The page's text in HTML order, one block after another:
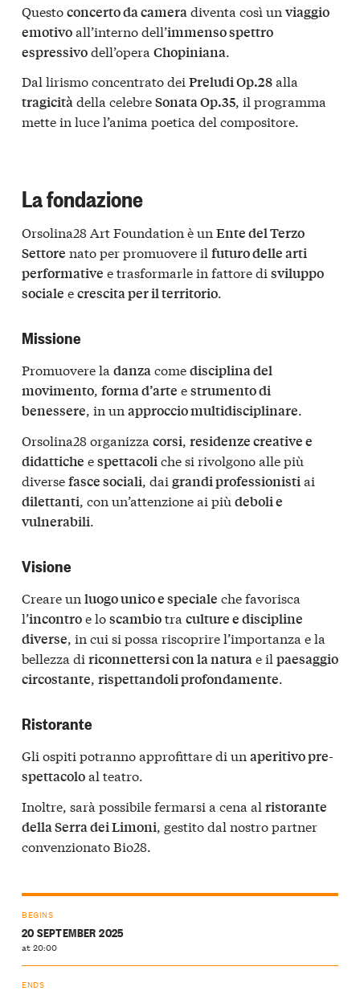
Questoconcerto da camera diventa così un viaggio
emotivoall’interno dell’immenso spettro
espressivodell’opera Chopiniana
Dal lirismo concentrato dei Preludi Op.28alla
tragicitàdella celebreSonata Op.35, il programma
mette in luce l’anima poetica del compositore.
La fondazione
Orsolina28 Art Foundation è un Ente del Terzo
Settore nato per promuovere il futuro delle arti
performative e trasformarle in fattore di sviluppo
sociale ecrescita per il territorio.
Missione
Promuovere la danzacomedisciplina del
movimento, forma d’arte estrumento di
benessere, in un approccio multidisciplinare.
Orsolina28 organizza corsi, residenze creative e
didattiche espettacoliche si rivolgono alle più
diversefasce sociali, dai grandi professionistiai
dilettanti, con un’attenzione ai più deboli e
vulnerabili.
Visione
Creare un luogo unico e speciale che favorisca
l’incontroe loscambiotra culture e discipline
diverse, in cui si possa riscoprire l’importanza e la
bellezza di riconnettersi con la naturae il paesaggio
circostante, rispettandoli profondamente.
Ristorante
Gli ospiti potranno approfittare di un aperitivo pre-
spettacoloal teatro.
Inoltre, sarà possibile fermarsi a cena al ristorante
della Serra dei Limoni , gestito dal nostro partner
convenzionato Bio28.
BEGINS
20 SEPTEMBER 2025
at 20:00
ENDS